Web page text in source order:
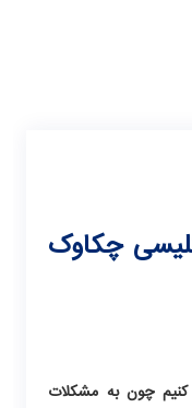
چکاوک
کنیم چون به مشکلات